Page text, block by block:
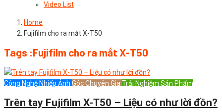
Video List
Home
Fujifilm cho ra mắt X-T50
Tags :Fujifilm cho ra mắt X-T50
Công Nghệ Nhiếp Ảnh Góc Chuyên Gia Trải Nghiệm Sản Phẩm
Trên tay Fujifilm X-T50 – Liệu có như lời đồn?